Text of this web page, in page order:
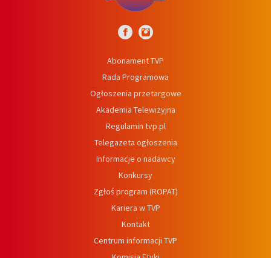
Abonament TVP
Rada Programowa
Ogłoszenia przetargowe
Akademia Telewizyjna
Regulamin tvp.pl
Telegazeta ogłoszenia
Informacje o nadawcy
Konkursy
Zgłoś program (ROPAT)
Kariera w TVP
Kontakt
Centrum informacji TVP